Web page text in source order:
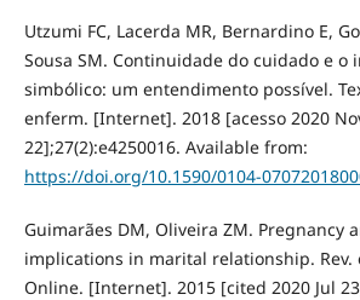
Utzumi FC, Lacerda MR, Bernardino E,
Sousa SM. Continuidade do cuidado e o
simbólico: um entendimento possível.
enferm. [Internet]. 2018 [acesso 2020
22];27(2):e4250016. Available from:
https://doi.org/10.1590/0104-
Guimarães DM, Oliveira ZM. Pregnancy
implications in marital relationship. Rev.
Online. [Internet]. 2015 [cited 2020 Jul